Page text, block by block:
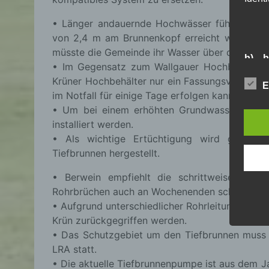
• Länger andauernde Hochwässer führen zu
von 2,4 m am Brunnenkopf erreicht wird,
müsste die Gemeinde ihr Wasser über den
• Im Gegensatz zum Wallgauer
Krüner Hochbehälter nur ein
im Notfall für einige Tage erfolgen kann.
• Um bei einem erhöhten
installiert werden.
• Als wichtige Ertüchtigung wird gerade
Tiefbrunnen hergestellt.
• Berwein empfiehlt die schrittweise
Rohrbrüchen auch an Wochenenden schnell
• Aufgrund unterschiedlicher Rohrleitungen
Krün zurückgegriffen werden.
• Das Schutzgebiet um den Tiefbrunnen
LRA statt.
• Die aktuelle Tiefbrunnenpumpe ist aus dem
b)
c)